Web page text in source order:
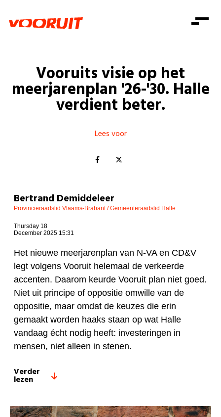
Zorg
Gelijke kansen
Consumentenbescherming
Pensioenen
Onze mensen
Standpunten
Doe mee
Doe mee
Word lid
Mis niets
Shop
Doe mee
Vooruits visie op het
meerjarenplan '26-'30. Halle
verdient beter.
Lees voor
Bertrand Demiddeleer
Provincieraadslid Vlaams-Brabant / Gemeenteraadslid Halle
Thursday 18
December 2025 15:31
Het nieuwe meerjarenplan van N-VA en CD&V
legt volgens Vooruit helemaal de verkeerde
accenten. Daarom keurde Vooruit plan niet goed.
Niet uit principe of oppositie omwille van de
oppositie, maar omdat de keuzes die erin
gemaakt worden haaks staan op wat Halle
vandaag écht nodig heeft: investeringen in
mensen, niet alleen in stenen.
Verder
lezen